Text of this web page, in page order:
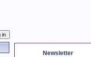
Newsletter